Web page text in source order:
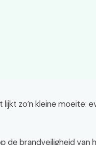
zo’n kleine moeite:
de brandveiligheid van